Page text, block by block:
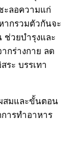
ะลอความแก่
ากรวมตัวกันจะ
ช่วยบำรุงและ
กร่างกาย ลด
ะ บรรเทา
สมและขั้นตอน
ารทำอาหาร